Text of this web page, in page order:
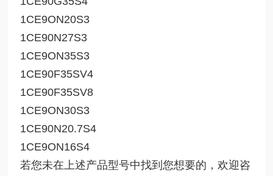
1CE9ON20S3
1CE90N27S3
1CE9ON35S3
1CE90F35SV4
1CE90F35SV8
1CE9ON30S3
1CE90N20.7S4
1CE9ON16S4
若您未在上述产品型号中找到您想要的，欢迎咨